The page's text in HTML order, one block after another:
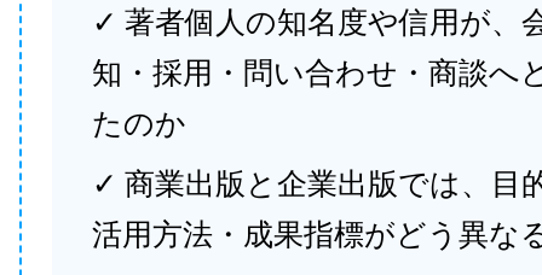
✓ 著者個人の知名度や信用が、
知・採用・問い合わせ・商談へ
たのか
✓ 商業出版と企業出版では、目
活用方法・成果指標がどう異な